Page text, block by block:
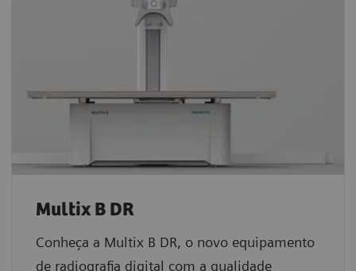
Multix B DR
Conheça a Multix B DR, o novo equipamento
de radiografia digital com a qualidade